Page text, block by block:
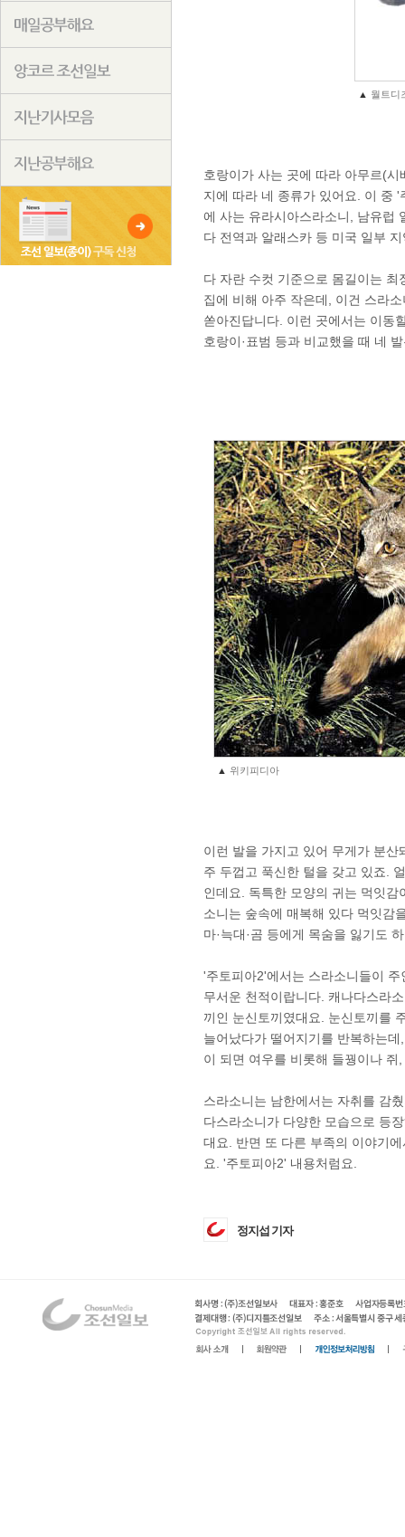
▲ 월트디
호랑이가 사는 곳에 따라 아무르(
지에 따라 네 종류가 있어요. 이 중
에 사는 유라시아스라소니, 남유럽
다 전역과 알래스카 등 미국 일부
다 자란 수컷 기준으로 몸길이는
집에 비해 아주 작은데, 이건 스라
쏟아진답니다. 이런 곳에서는 이동
호랑이·표범 등과 비교했을 때 네
▲ 위키피디아
이런 발을 가지고 있어 무게가 분
주 두껍고 푹신한 털을 갖고 있죠.
인데요. 독특한 모양의 귀는 먹잇
소니는 숲속에 매복해 있다 먹잇감
마·늑대·곰 등에게 목숨을 잃기도
'주토피아2'에서는 스라소니들이
무서운 천적이랍니다. 캐나다스라
끼인 눈신토끼였대요. 눈신토끼를
늘어났다가 떨어지기를 반복하는
이 되면 여우를 비롯해 들꿩이나
스라소니는 남한에서는 자취를 감
다스라소니가 다양한 모습으로 등
대요. 반면 또 다른 부족의 이야기
요. '주토피아2' 내용처럼요.
정지섭 기자